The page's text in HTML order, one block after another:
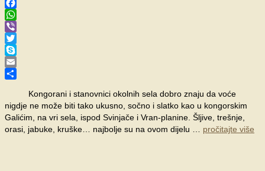
Facebook
WhatsApp
Viber
Twitter
Skype
Email
Kongorani i stanovnici okolnih sela dobro znaju da voće
nigdje ne može biti tako ukusno, sočno i slatko kao u kongorskim
Galićim, na vri sela, ispod Svinjače i Vran-planine. Šljive, trešnje,
orasi, jabuke, kruške… najbolje su na ovom dijelu … pročitajte više